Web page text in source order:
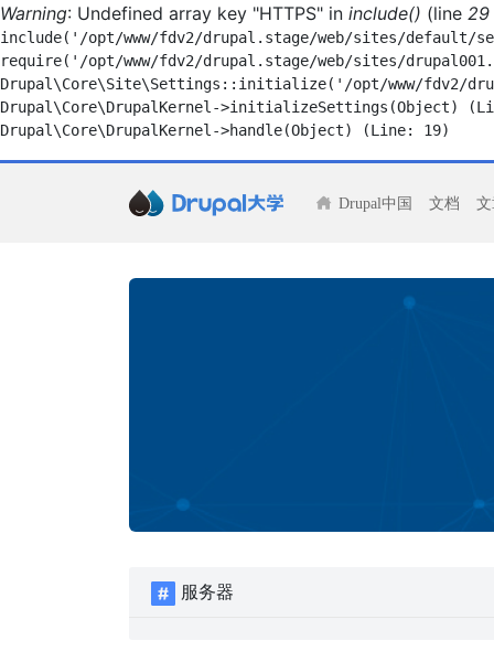
Warning: Undefined array key "HTTPS" in include() (line 29
include('/opt/www/fdv2/drupal.stage/web/sites/
require('/opt/www/fdv2/drupal.stage/web/sites/
Drupal\Core\Site\Settings::initialize('/opt/www/fdv2/
Drupal\Core\DrupalKernel->initializeSettings(Object)
Drupal中国 文档
服务器